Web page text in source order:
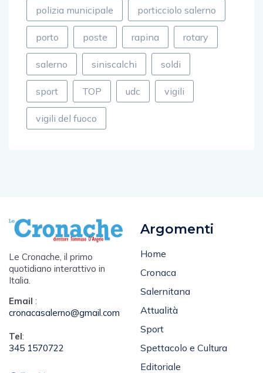
polizia municipale porticciolo salerno
porto poste rapina rotary
salerno siniscalchi soldi
sport TOP udc vigili
vigili del fuoco
Le Cronache, il primo
quotidiano interattivo in
Italia.
Email :
cronacasalerno@gmail.com
Tel:
345 1570722
Argomenti
Home
Cronaca
Salernitana
Attualità
Sport
Spettacolo e Cultura
Editoriale